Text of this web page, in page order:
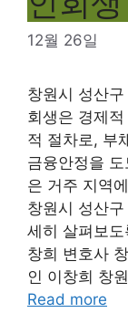
12월 26일
창원시 성산
회생은 경제
적 절차로, 부
금융안정을
은 거주 지역
창원시 성산
세히 살펴보
창희 변호사
인 이창희 창
Read more